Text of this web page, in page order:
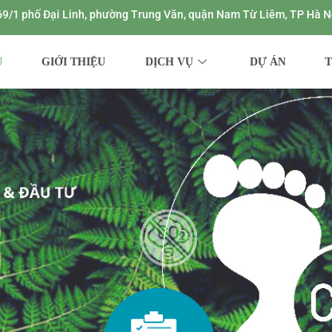
1 phố Đại Linh, phường Trung Văn, quận Nam Từ Liêm, TP Hà
GIỚI THIỆU DỊCH VỤ DỰ ÁN